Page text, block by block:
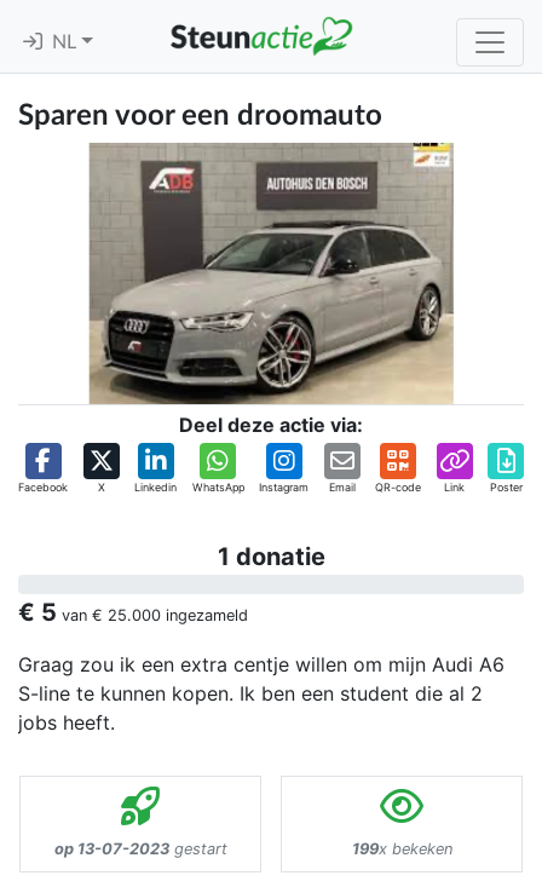
NL
Sparen voor een droomauto
Deel deze actie via:
Facebook X Linkedin WhatsApp Instagram Email QR-code Link Poster
1 donatie
€ 5 van € 25.000 ingezameld
Graag zou ik een extra centje willen om mijn Audi A6
S-line te kunnen kopen. Ik ben een student die al 2
jobs heeft.
op 13-07-2023gestart 199x bekeken